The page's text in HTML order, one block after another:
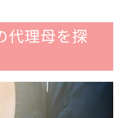
代理母を探